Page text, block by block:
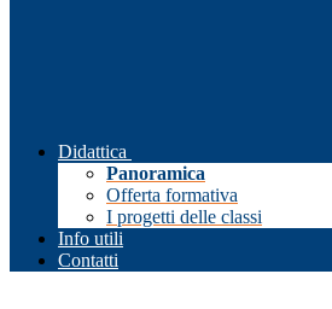
Didattica
Panoramica
Offerta formativa
I progetti delle classi
Info utili
Contatti